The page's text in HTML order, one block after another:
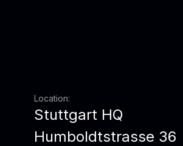
Location:
Stuttgart HQ
Humboldtstrasse 36